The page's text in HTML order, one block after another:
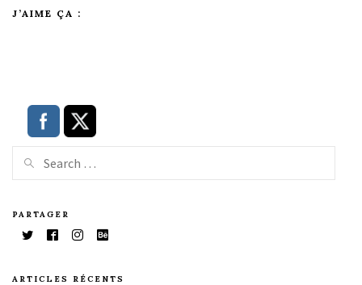
J’AIME ÇA :
PARTAGER
ARTICLES RÉCENTS